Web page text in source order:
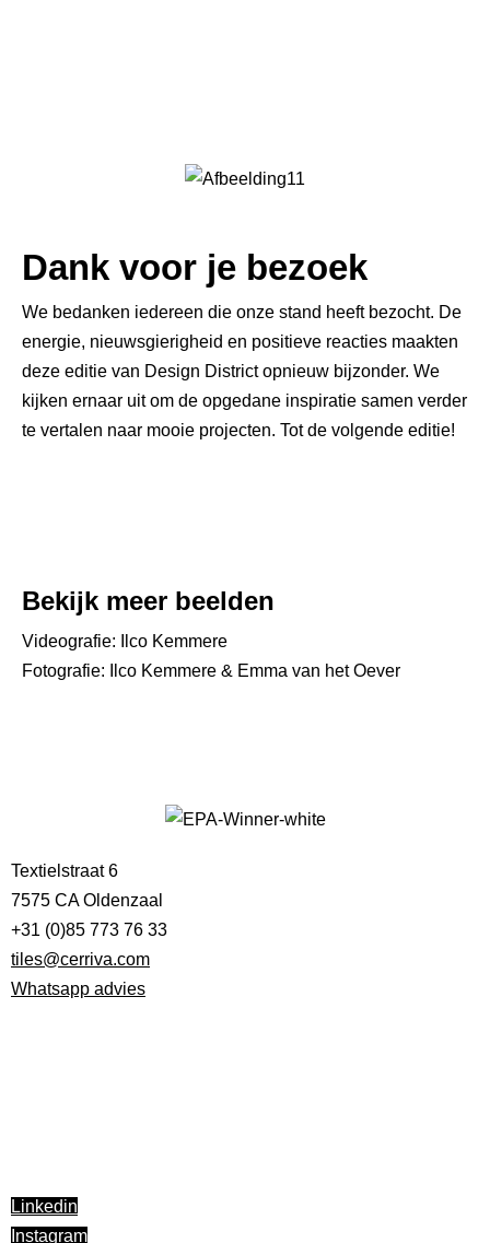
Dank voor je bezoek
We bedanken iedereen die onze stand heeft bezocht. De
energie, nieuwsgierigheid en positieve reacties maakten
deze editie van Design District opnieuw bijzonder. We
kijken ernaar uit om de opgedane inspiratie samen verder
te vertalen naar mooie projecten. Tot de volgende editie!
Bekijk meer beelden
Videografie: Ilco Kemmere
Fotografie: Ilco Kemmere & Emma van het Oever
Textielstraat 6
7575 CA Oldenzaal
+31 (0)85 773 76 33
tiles@cerriva.com
Whatsapp advies
Linkedin
Instagram